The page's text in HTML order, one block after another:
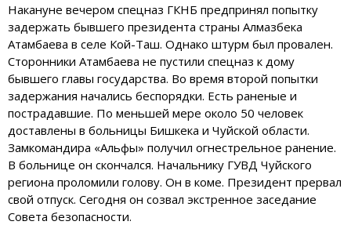
Накануне вечером спецназ ГКНБ предпринял попытку
задержать бывшего президента страны Алмазбека
Атамбаева в селе Кой-Таш. Однако штурм был провален.
Сторонники Атамбаева не пустили спецназ к дому
бывшего главы государства. Во время второй попытки
задержания начались беспорядки. Есть раненые и
пострадавшие. По меньшей мере около 50 человек
доставлены в больницы Бишкека и Чуйской области.
Замкомандира «Альфы» получил огнестрельное ранение.
В больнице он скончался. Начальнику ГУВД Чуйского
региона проломили голову. Он в коме. Президент прервал
свой отпуск. Сегодня он созвал экстренное заседание
Совета безопасности.